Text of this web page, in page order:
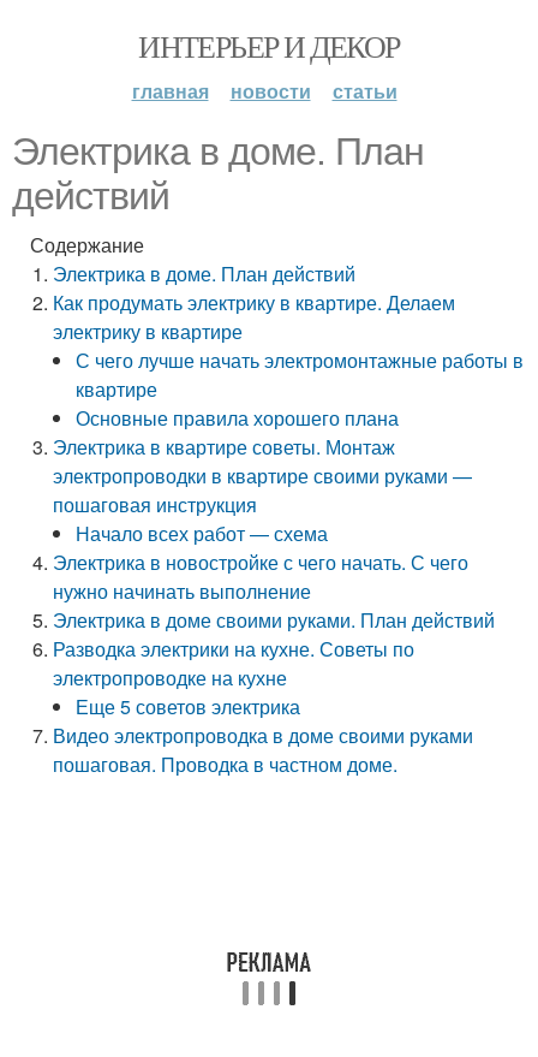
ИНТЕРЬЕР И ДЕКОР
главная новости статьи
Электрика в доме. План
действий
Содержание
Электрика в доме. План действий
Как продумать электрику в квартире. Делаем
электрику в квартире
С чего лучше начать электромонтажные работы в
квартире
Основные правила хорошего плана
Электрика в квартире советы. Монтаж
электропроводки в квартире своими руками —
пошаговая инструкция
Начало всех работ — схема
Электрика в новостройке с чего начать. С чего
нужно начинать выполнение
Электрика в доме своими руками. План действий
Разводка электрики на кухне. Советы по
электропроводке на кухне
Еще 5 советов электрика
Видео электропроводка в доме своими руками
пошаговая. Проводка в частном доме.